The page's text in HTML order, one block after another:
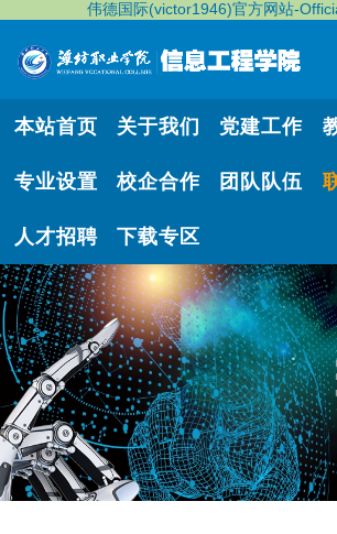
伟德国际(victor1946)官方网站-
本站首页 关于我们 党建工作
专业设置 校企合作 团队队伍
人才招聘 下载专区